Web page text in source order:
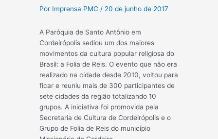
Por Imprensa PMC / 20 de junho de 2017
A Paróquia de Santo Antônio em
Cordeirópolis sediou um dos maiores
movimentos da cultura popular religiosa do
Brasil: a Folia de Reis. O evento que não era
realizado na cidade desde 2010, voltou para
ficar e reuniu mais de 300 participantes de
sete cidades da região totalizando 10
grupos. A iniciativa foi promovida pela
Secretaria de Cultura de Cordeirópolis e o
Grupo de Folia de Reis do município